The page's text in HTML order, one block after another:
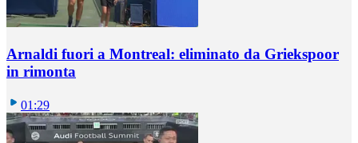
Arnaldi fuori a Montreal: eliminato da Griekspoor
in rimonta
01:29